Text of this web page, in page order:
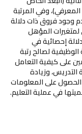
المعرفي)، وفي المرتبة
وجود فروق ذات دلالة
لمتغيرات المؤهل
إحصائية في
الوظيفية لصالح رتبة
على كيفية التعامل
وزيادة
الحصول على المعلومات
في عملية التعليم.